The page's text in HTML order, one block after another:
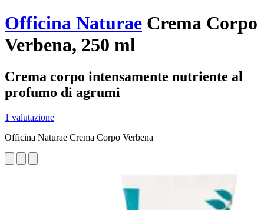
Officina Naturae Crema Corpo
Verbena, 250 ml
Crema corpo intensamente nutriente al
profumo di agrumi
1 valutazione
Officina Naturae Crema Corpo Verbena